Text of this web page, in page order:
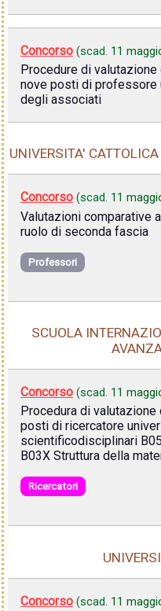
Concorso (scad. 11
Procedure di
nove posti di professore
degli associati
UNIVERSITA'
Concorso (scad. 11
Valutazioni comparative
ruolo di seconda fascia
Professori
SCUOLA
Concorso (scad. 11
Procedura di
posti di ricercatore
scientificodisciplinari
B03X Struttura della
Ricercatori
Concorso (scad. 11